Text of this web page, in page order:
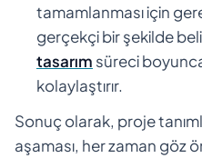
tamamlanması için
gerçekçi bir şekilde
tasarım süreci
kolaylaştırır.
Sonuç olarak, proje
aşaması, her zaman göz